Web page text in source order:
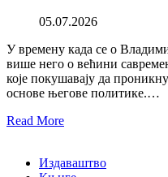
05.07.2026
У времену када се о
више него о већини
које покушавају да
основе његове политике.…
Read More
Издаваштво